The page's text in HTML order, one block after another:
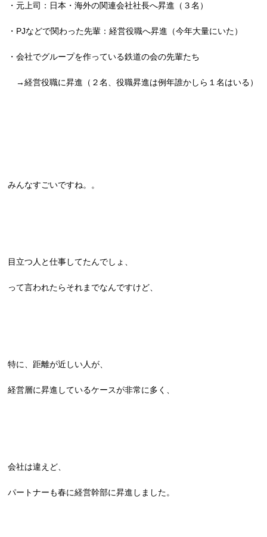
・元上司：日本・海外の関連会社社長へ昇進（３名）
・PJなどで関わった先輩：経営役職へ昇進（今年大量にいた）
・会社でグループを作っている鉄道の会の先輩たち
→経営役職に昇進（２名、役職昇進は例年誰かしら１名はいる）
みんなすごいですね。。
目立つ人と仕事してたんでしょ、
って言われたらそれまでなんですけど、
特に、距離が近しい人が、
経営層に昇進しているケースが非常に多く、
会社は違えど、
パートナーも春に経営幹部に昇進しました。